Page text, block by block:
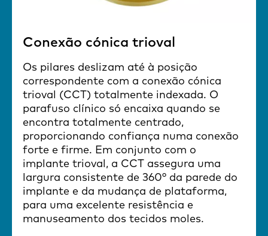
Conexão cónica trioval
Os pilares deslizam até à posição
correspondente com a conexão cónica
trioval (CCT) totalmente indexada. O
parafuso clínico só encaixa quando se
encontra totalmente centrado,
proporcionando confiança numa conexão
forte e firme. Em conjunto com o
implante trioval, a CCT assegura uma
largura consistente de 360° da parede do
implante e da mudança de plataforma,
para uma excelente resistência e
manuseamento dos tecidos moles.